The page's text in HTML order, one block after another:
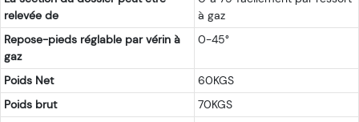
relevée de
à gaz
Repose-pieds réglable par vérin à
gaz
0-45°
Poids Net
60KGS
Poids brut
70KGS